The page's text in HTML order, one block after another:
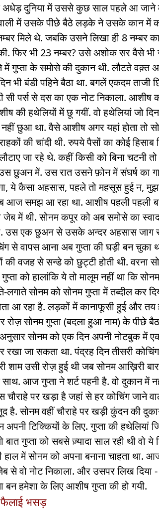
दुनिया में उससे कुछ साल पहले आ जाने
में उसके पीछे बैठे लड़के ने उसके कान में
मिले थे. जबकि उसने लिखा ही 8 नम्बर
फिर भी 23 नम्बर? उसे अशोक सर वैसे
में गुप्ता के समोसे की दुकान थी. लौटते वक़्त
भी बंडी पहिने बैठा था. बगलें एकदम ताजी
सी पर्स से दस का एक नोट निकाला.
की हथेलियों में छू गयीं. वो हथेलियां जो
छुआ था. वैसे आशीष अगर यहां होता तो
की चांदी थी. रुपये पैसों का कोई
जा रहे थे. कहीं किसी को बिना चटनी
छुअन में. उस रात उसने फ़ोन में संघर्ष का
ये कैसा अहसास, पहले तो महसूस हुई न,
आज समझ आ रहा था. आशीष पहली पहली
में थी. सोनम कपूर को अब समोसे का
उस एक छुअन से उसके अन्दर अहसास जाग
से वापस आना अब गुप्ता की घड़ी बन चुका
की वजह से सन्डे को छुट्टी होती थी. वरना
को हालांकि ये तो मालूम नहीं था कि
लगाते सोनम को सोनम गुप्ता में तब्दील कर
आ रहा है. लड़कों में कानाफूसी हुई और
रोज़ सोनम गुप्ता (बदला हुआ नाम) के पीछे
सोनम को एक दिन अपनी नोटबुक में
जा सकता था. पंद्रह दिन तीसरी
शाम उसी रोज़ हुई थी जब सोनम आख़िरी
आज गुप्ता ने शर्ट पहनी है. वो दुकान में
चौराहे पर खड़ा है जहां से हर कोचिंग जाने
है. सोनम वहीं चौराहे पर खड़ी कुंदन की
अपनी टिक्कियों के लिए. गुप्ता की
बात गुप्ता को सबसे ज़्यादा साल रही थी
हाल में सोनम को अपना बनाना चाहता
से वो नोट निकाला. और उसपर लिख
बन हमेशा के लिए आशीष गुप्ता की हो गयी.
फैलाई भसड़